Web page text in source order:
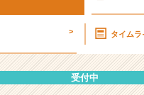
細
> タイムラ
受付中